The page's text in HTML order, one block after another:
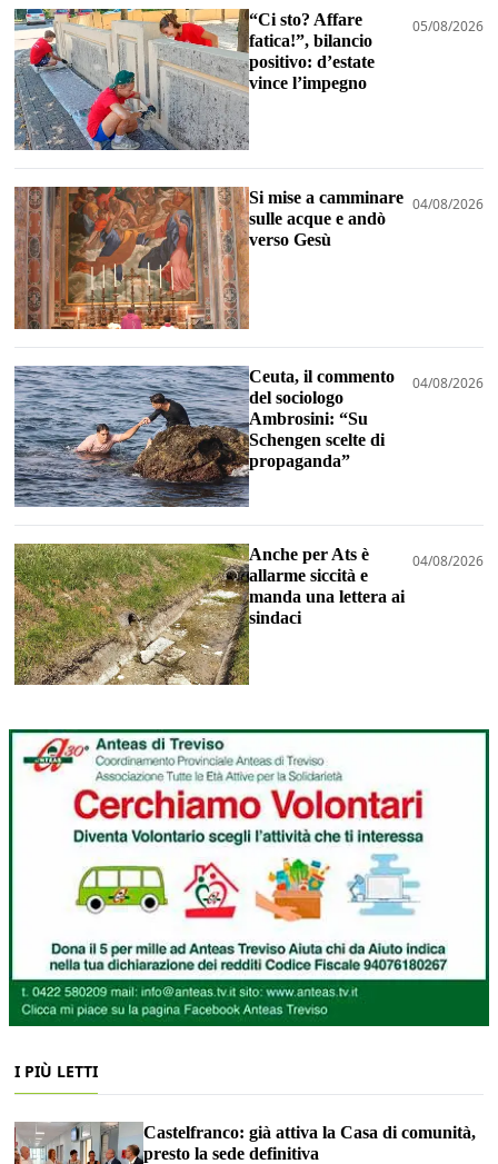
“Ci sto? Affare
fatica!”, bilancio
positivo: d’estate
vince l’impegno
05/08/2026
Si mise a camminare
sulle acque e andò
verso Gesù
04/08/2026
Ceuta, il commento
del sociologo
Ambrosini: “Su
Schengen scelte di
propaganda”
04/08/2026
Anche per Ats è
allarme siccità e
manda una lettera ai
sindaci
04/08/2026
I PIÙ LETTI
Castelfranco: già attiva la Casa di comunità,
presto la sede definitiva